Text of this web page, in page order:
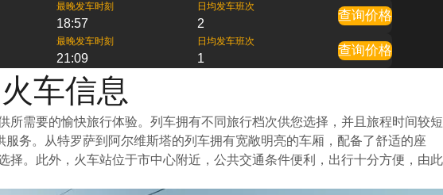
最晚发车时刻
18:57
日均发车班次
2
查询价格
最晚发车时刻
21:09
日均发车班次
1
查询价格
车信息
需要的愉快旅行体验。列车拥有不同旅行档次供您选择，并且旅程时间较短
务。从特罗萨到阿尔维斯塔的列车拥有宽敞明亮的车厢，配备了舒适的座
。此外，火车站位于市中心附近，公共交通条件便利，出行十分方便，由此